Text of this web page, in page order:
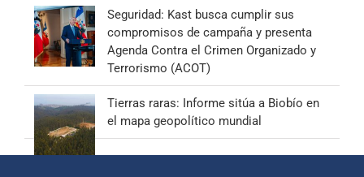
Seguridad: Kast busca cumplir sus
compromisos de campaña y presenta
Agenda Contra el Crimen Organizado y
Terrorismo (ACOT)
Tierras raras: Informe sitúa a Biobío en
el mapa geopolítico mundial